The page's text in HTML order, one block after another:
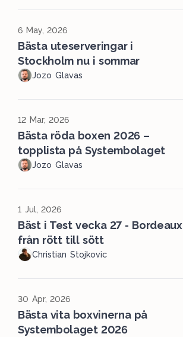
6 May, 2026
Bästa uteserveringar i
Stockholm nu i sommar
Jozo Glavas
12 Mar, 2026
Bästa röda boxen 2026 –
topplista på Systembolaget
Jozo Glavas
1 Jul, 2026
Bäst i Test vecka 27 - Bordeaux
från rött till sött
Christian Stojkovic
30 Apr, 2026
Bästa vita boxvinerna på
Systembolaget 2026